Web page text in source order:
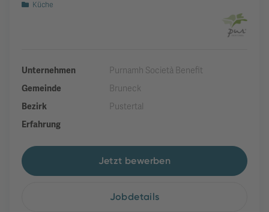
Küche
Unternehmen
Purnamh Società Benefit
Gemeinde
Bruneck
Bezirk
Pustertal
Erfahrung
Jetzt bewerben
Jobdetails